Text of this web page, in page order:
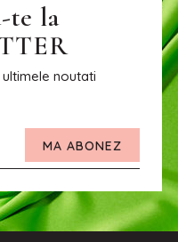
te la
noutati
MA ABONEZ